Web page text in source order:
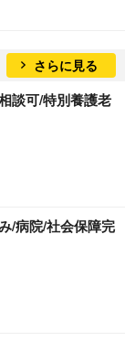
さらに見る
談可/特別養護老
/病院/社会保障完